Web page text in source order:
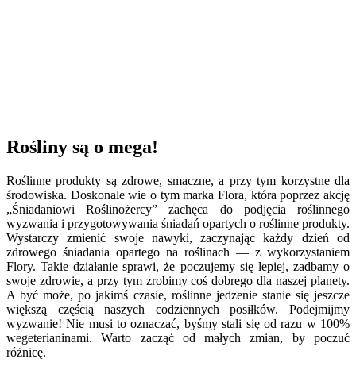
Rośliny są o mega!
Roślinne produkty są zdrowe, smaczne, a przy tym korzystne dla
środowiska. Doskonale wie o tym marka Flora, która poprzez akcję
„Śniadaniowi Roślinożercy” zachęca do podjęcia roślinnego
wyzwania i przygotowywania śniadań opartych o roślinne produkty.
Wystarczy zmienić swoje nawyki, zaczynając każdy dzień od
zdrowego śniadania opartego na roślinach — z wykorzystaniem
Flory. Takie działanie sprawi, że poczujemy się lepiej, zadbamy o
swoje zdrowie, a przy tym zrobimy coś dobrego dla naszej planety.
A być może, po jakimś czasie, roślinne jedzenie stanie się jeszcze
większą częścią naszych codziennych posiłków. Podejmijmy
wyzwanie! Nie musi to oznaczać, byśmy stali się od razu w 100%
wegeterianinami. Warto zacząć od małych zmian, by poczuć
różnicę.